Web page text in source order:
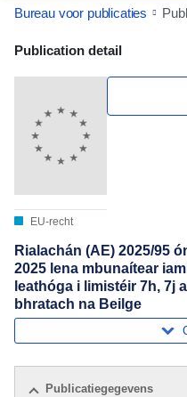
Bureau voor publicaties
Publication Detail
Publication detail
EU-recht
Rialachán (AE) 2025/95
2025 lena mbunaítear
leathóga i limistéir 7h, 7j
bhratach na Beilge
Publicatiegegevens